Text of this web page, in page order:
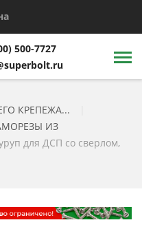
500-7727
КРЕПЕЖА...
ИЗ
для ДСП со сверлом,